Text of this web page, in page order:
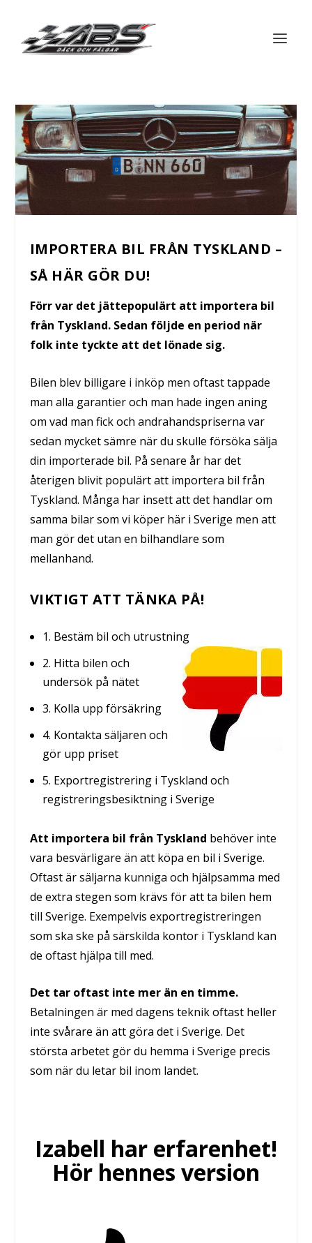
IMPORTERA BIL FRÅN TYSKLAND –
SÅ HÄR GÖR DU!
Förr var det jättepopulärt att importera bil
från Tyskland. Sedan följde en period när
folk inte tyckte att det lönade sig.
Bilen blev billigare i inköp men oftast tappade
man alla garantier och man hade ingen aning
om vad man fick och andrahandspriserna var
sedan mycket sämre när du skulle försöka sälja
din importerade bil. På senare år har det
återigen blivit populärt att importera bil från
Tyskland. Många har insett att det handlar om
samma bilar som vi köper här i Sverige men att
man gör det utan en bilhandlare som
mellanhand.
VIKTIGT ATT TÄNKA PÅ!
1. Bestäm bil och utrustning
2. Hitta bilen och
undersök på nätet
3. Kolla upp försäkring
4. Kontakta säljaren och
gör upp priset
5. Exportregistrering i Tyskland och
registreringsbesiktning i Sverige
Att importera bil från Tyskland behöver inte
vara besvärligare än att köpa en bil i Sverige.
Oftast är säljarna kunniga och hjälpsamma med
de extra stegen som krävs för att ta bilen hem
till Sverige. Exempelvis exportregistreringen
som ska ske på särskilda kontor i Tyskland kan
de oftast hjälpa till med.
Det tar oftast inte mer än en timme.
Betalningen är med dagens teknik oftast heller
inte svårare än att göra det i Sverige. Det
största arbetet gör du hemma i Sverige precis
som när du letar bil inom landet.
Izabell har erfarenhet!
Hör hennes version